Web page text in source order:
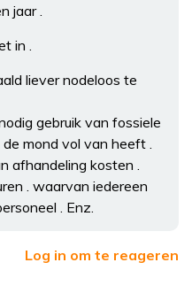
jaar .
in .
liever nodeloos te
gebruik van fossiele
mond vol van heeft .
afhandeling kosten .
. waarvan iedereen
. Enz.
Log in om te reageren